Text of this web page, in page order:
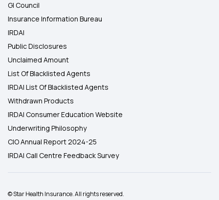
GI Council
Insurance Information Bureau
IRDAI
Public Disclosures
Unclaimed Amount
List Of Blacklisted Agents
IRDAI List Of Blacklisted Agents
Withdrawn Products
IRDAI Consumer Education Website
Underwriting Philosophy
CIO Annual Report 2024-25
IRDAI Call Centre Feedback Survey
© Star Health Insurance. All rights reserved.